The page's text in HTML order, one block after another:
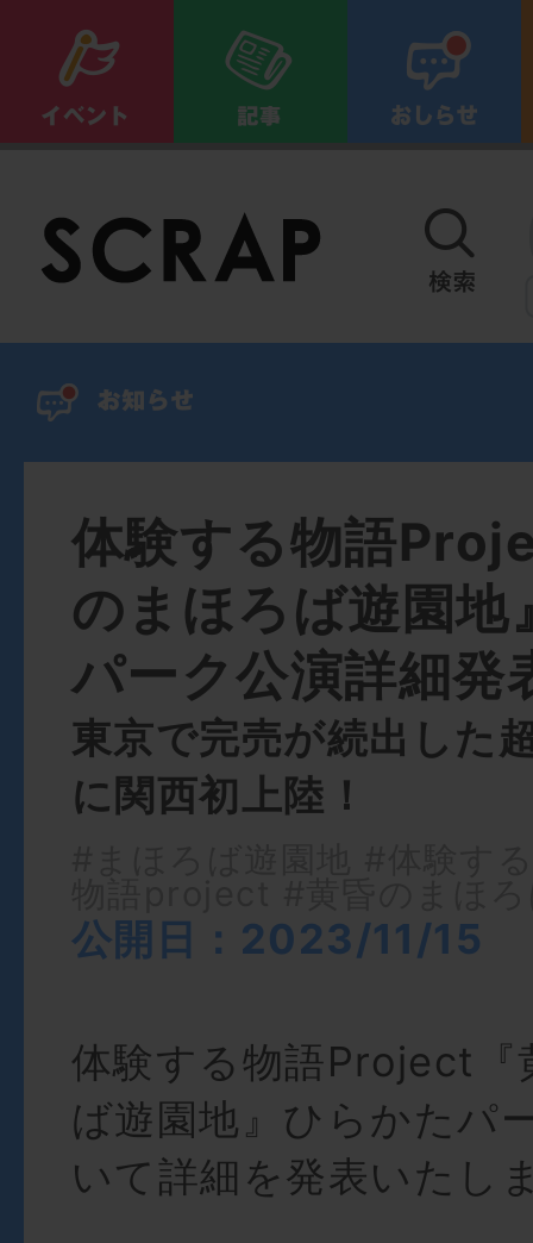
体験する物語
のまほろば遊園地
パーク公演詳細発
東京で完売が続出した
に関西初上陸！
公開日：2023/11/15
体験する物語Project『
ば遊園地』ひらかたパ
いて詳細を発表いたし